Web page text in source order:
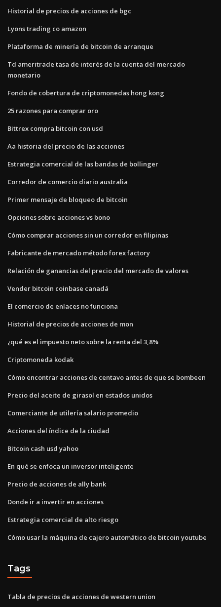
Historial de precios de acciones de bgc
Lyons trading co amazon
Plataforma de minería de bitcoin de arranque
Td ameritrade tasa de interés de la cuenta del mercado
monetario
Fondo de cobertura de criptomonedas hong kong
25 razones para comprar oro
Bittrex compra bitcoin con usd
Aa historia del precio de las acciones
Estrategia comercial de las bandas de bollinger
Corredor de comercio diario australia
Primer mensaje de bloqueo de bitcoin
Opciones sobre acciones vs bono
Cómo comprar acciones sin un corredor en filipinas
Fabricante de mercado método forex factory
Relación de ganancias del precio del mercado de valores
Vender bitcoin coinbase canadá
El comercio de enlaces no funciona
Historial de precios de acciones de mon
¿qué es el impuesto neto sobre la renta del 3,8%
Criptomoneda kodak
Cómo encontrar acciones de centavo antes de que se bombeen
Precio del aceite de girasol en estados unidos
Comerciante de utilería salario promedio
Acciones del índice de la ciudad
Bitcoin cash usd yahoo
En qué se enfoca un inversor inteligente
Precio de acciones de ally bank
Donde ir a invertir en acciones
Estrategia comercial de alto riesgo
Cómo usar la máquina de cajero automático de bitcoin youtube
Tags
Tabla de precios de acciones de western union